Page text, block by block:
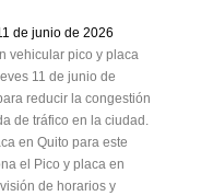
de junio de 2026
vehicular pico y placa
11 de junio de
reducir la congestión
de tráfico en la ciudad.
en Quito para este
el Pico y placa en
de horarios y